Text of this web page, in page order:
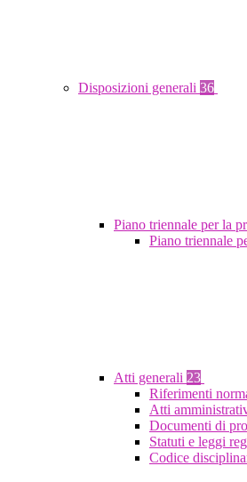
Disposizioni generali 36
Piano triennale per la
Piano triennale
Atti generali 23
Riferimenti
Atti
Documenti di
Statuti e leggi
Codice